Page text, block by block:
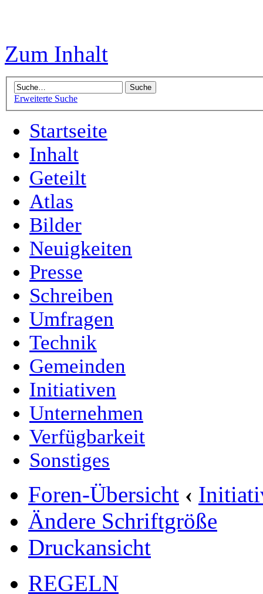
Zum Inhalt
Erweiterte Suche
Startseite
Inhalt
Geteilt
Atlas
Bilder
Neuigkeiten
Presse
Schreiben
Umfragen
Technik
Gemeinden
Initiativen
Unternehmen
Verfügbarkeit
Sonstiges
Foren-Übersicht ‹
Ändere Schriftgröße
Druckansicht
REGELN